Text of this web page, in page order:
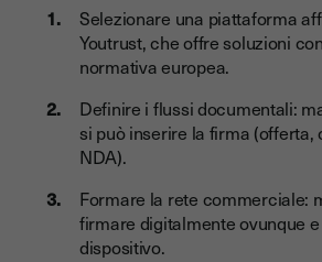
Selezionare una piattaforma
Youtrust, che offre soluzioni
normativa europea.
Definire i flussi documentali:
si può inserire la firma (offerta,
NDA).
Formare la rete commerciale:
firmare digitalmente ovunque
dispositivo.